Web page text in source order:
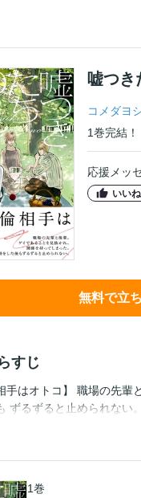
嘘つき
コメダヨ
1巻完結！
応援メッ
いい
無料で立
すじ
手はオトコ】 職場の先
ずるずると止められない
意を向けられると受け入
配信しているものに、加
。
1巻